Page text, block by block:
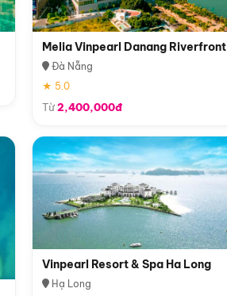
Melia Vinpearl Danang Riverfront
Đà Nẵng
★ 5.0
Từ2,400,000đ
Vinpearl Resort & Spa Ha Long
Hạ Long